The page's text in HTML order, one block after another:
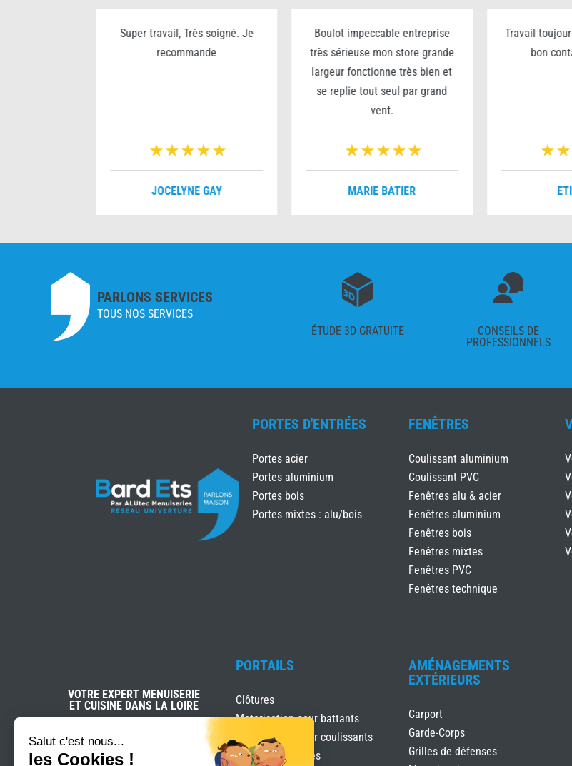
Super travail, Très soigné. Je
recommande
JOCELYNE GAY
Boulot impeccable entreprise
très sérieuse mon store grande
largeur fonctionne très bien et
se replie tout seul par grand
vent.
MARIE BATIER
Travail
bon
PARLONS SERVICES
TOUS NOS SERVICES
ÉTUDE 3D GRATUITE
CONSEILS DE
PROFESSIONNELS
PORTES D'ENTRÉES
Portes acier
Portes aluminium
Portes bois
Portes mixtes : alu/bois
FENÊTRES
Coulissant aluminium
Coulissant PVC
Fenêtres alu & acier
Fenêtres aluminium
Fenêtres bois
Fenêtres mixtes
Fenêtres PVC
Fenêtres technique
VOTRE EXPERT MENUISERIE
ET CUISINE DANS LA LOIRE
PORTAILS
Clôtures
Motorisation pour battants
Motorisation pour coulissants
Portails & clôtures
AMÉNAGEMENTS
EXTÉRIEURS
Carport
Garde-Corps
Grilles de défenses
Salut c'est nous...
les Cookies !